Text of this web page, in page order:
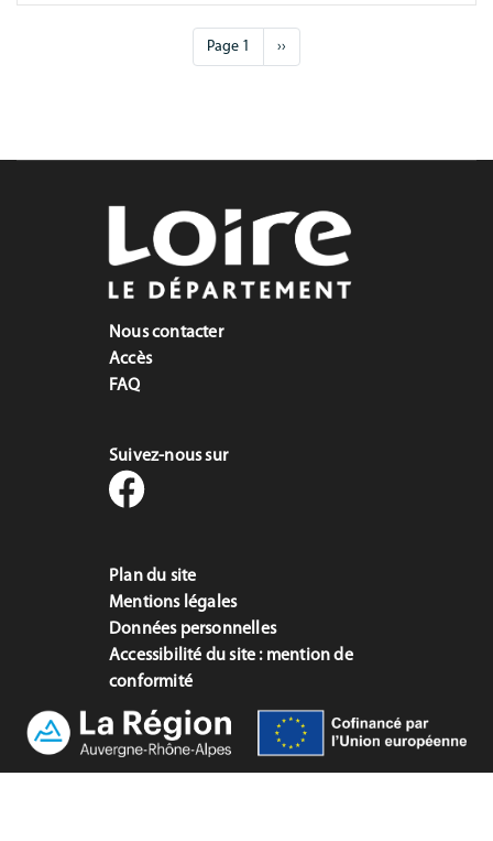
Page 1
Page
suivante
››
Nous contacter
Accès
FAQ
Suivez-nous sur
Plan du site
Mentions légales
Données personnelles
Accessibilité du site : mention de
conformité